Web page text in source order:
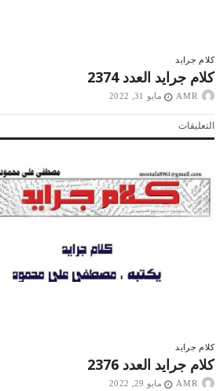
كلام جرايد
كلام جرايد العدد 2374
AMR مايو 31, 2022
التعليقاتعلى
كلام
العدد
2374
مغلقة
كلام جرايد
كلام جرايد العدد 2376
AMR مايو 29, 2022